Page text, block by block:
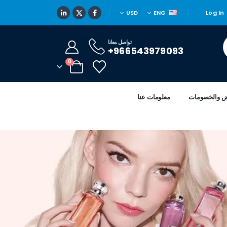
Log In
ENG
USD
تواصل معانا
966543979093+
0
والخصومات معلومات عنا